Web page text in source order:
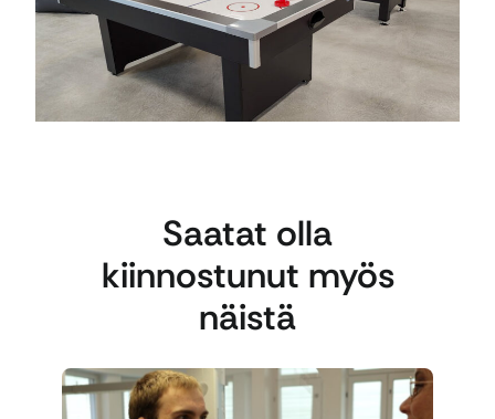
Saatat olla
kiinnostunut myös
näistä